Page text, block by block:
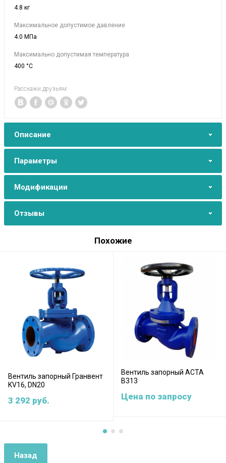
4.8 кг
Максимальное допустимое давление
4.0 МПа
Максимально допустимая температура
400 °C
Расскажи друзьям:
Описание
Параметры
Модификации
Отзывы
Похожие
Вентиль запорный Гранвент
KV16, DN20
3 292 руб.
Вентиль запорный АСТА
B313
Цена по запросу
Назад